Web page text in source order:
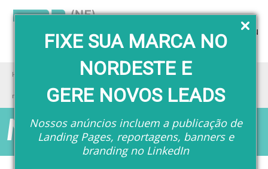
FIXE SUA MARCA NO
NORDESTE E
GERE NOVOS LEADS
Nossos anúncios incluem a publicação de
Landing Pages, reportagens, banners e
branding no LinkedIn
Menu
Home
meses
Matérias